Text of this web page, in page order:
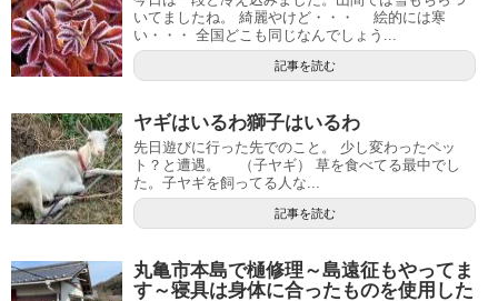
いてましたね。 綺麗やけど・・・ 絵的には寒
い・・・ 全国どこも同じなんでしょう...
記事を読む
ヤギはいるわ獅子はいるわ
先日遊びに行った先でのこと。 少し変わったペッ
ト？と遭遇。 （子ヤギ） 草を食べてる最中でし
た。子ヤギを飼ってる人な...
記事を読む
丸亀市本島で樋修理～島遠征もやってま
す～寝具は身体に合ったものを使用した